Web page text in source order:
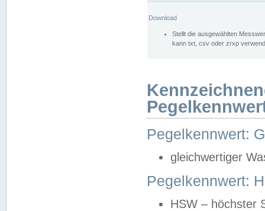
Download
Stellt die ausgewählten
kann txt, csv oder zrxp
Pegelkennwert:
gleichwertiger
Pegelkennwert:
HSW – höchster